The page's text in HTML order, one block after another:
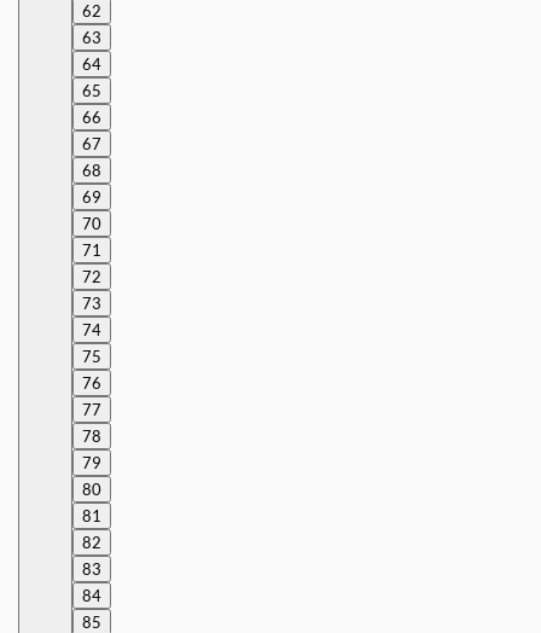
62
63
64
65
66
67
68
69
70
71
72
73
74
75
76
77
78
79
80
81
82
83
84
85